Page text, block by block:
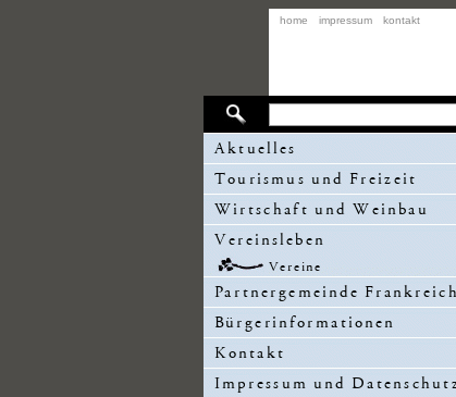
home impressum kontakt